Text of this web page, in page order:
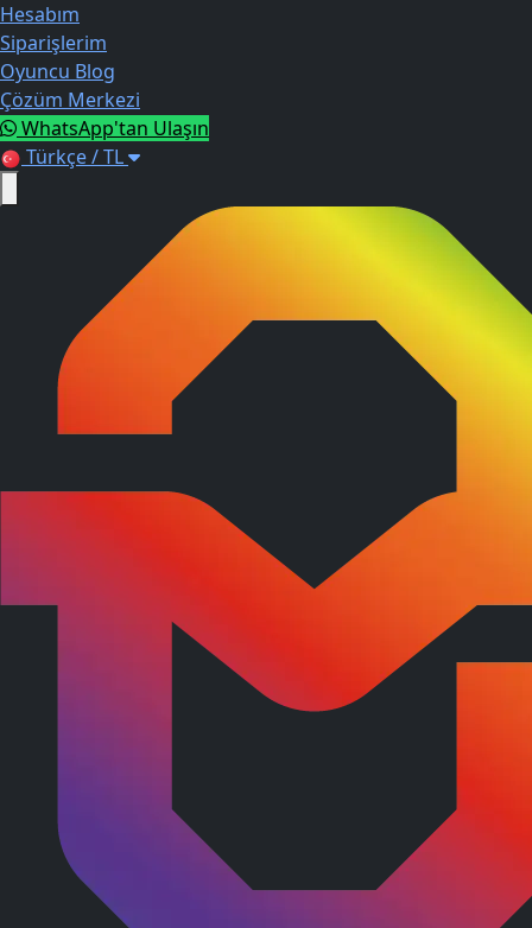
Hesabım
Siparişlerim
Oyuncu Blog
Çözüm Merkezi
WhatsApp'tan Ulaşın
Türkçe / TL